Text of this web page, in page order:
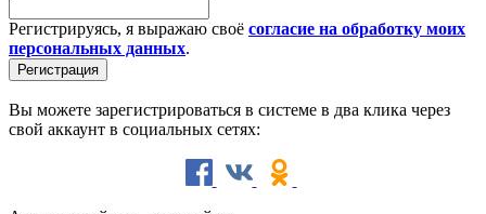
Регистрируясь, я выражаю своё согласие на обработку моих
персональных данных.
Вы можете зарегистрироваться в системе в два клика через
свой аккаунт в социальных сетях: